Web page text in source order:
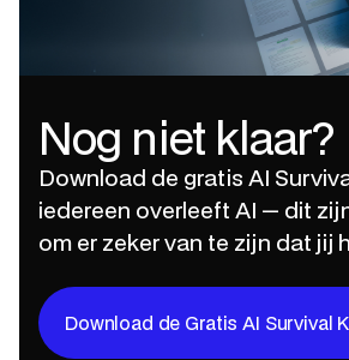
Nog niet klaar?
Download de gratis AI
iedereen overleeft AI — dit
om er zeker van te zijn dat jij
Download de Gratis AI Survival